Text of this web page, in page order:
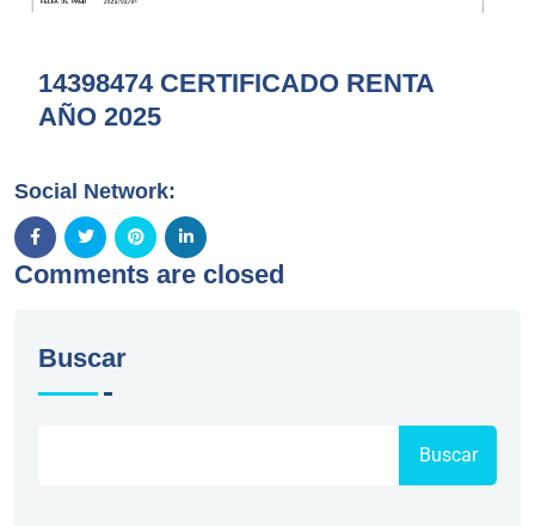
14398474 CERTIFICADO RENTA
AÑO 2025
Social Network:
Comments are closed
Buscar
Buscar